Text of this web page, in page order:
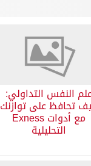
النفس التداولي:
تحافظ على توازنك
مع أدوات Exness
التحليلية